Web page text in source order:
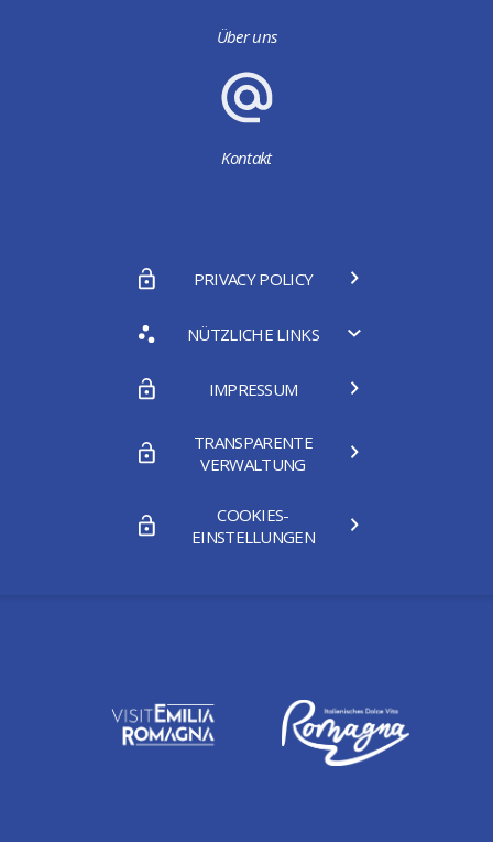
Über uns
Kontakt
PRIVACY POLICY
NÜTZLICHE LINKS
IMPRESSUM
TRANSPARENTE
VERWALTUNG
COOKIES-
EINSTELLUNGEN